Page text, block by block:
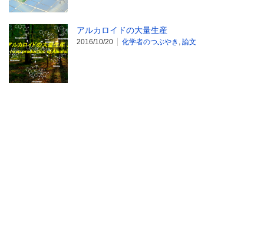
アルカロイドの大量生産
2016/10/20 化学者のつぶやき , 論文